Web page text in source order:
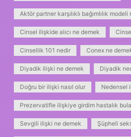
Aktör partner karşılıklı bağımlılık modeli
Cinsel ilişkide alıcı ne demek
Cinsellik 101 nedir Conex ne
Diyadik ilişki ne demek Diyadik
Doğru bir ilişki nasıl olur Nedensel
Prezervatifle ilişkiye girdim hastalık
Sevgili ilişki ne demek Şüpheli